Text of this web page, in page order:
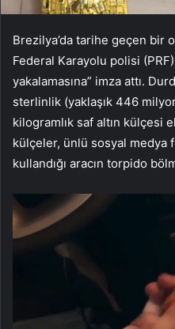
Brezilya’da tarihe geçen bir
Federal Karayolu polisi
yakalamasına” imza attı.
sterlinlik (yaklaşık 446
kilogramlık saf altın külçesi
külçeler, ünlü sosyal medya
kullandığı aracın torpido